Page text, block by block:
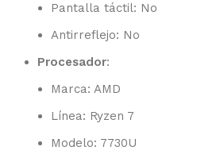
Pantalla táctil: No
Antirreflejo: No
Procesador:
Marca: AMD
Línea: Ryzen 7
Modelo: 7730U